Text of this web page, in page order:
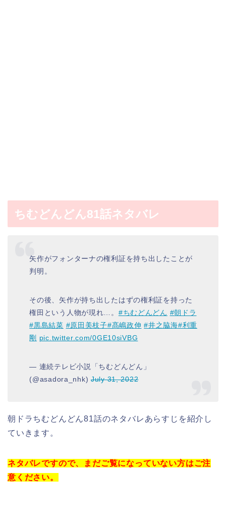
ちむどんどん81話ネタバレ
矢作がフォンターナの権利証を持ち出したことが
判明。
その後、矢作が持ち出したはずの権利証を持った
権田という人物が現れ…。 #ちむどんどん #朝ドラ
#黒島結菜 #原田美枝子#髙嶋政伸 #井之脇海#利重
剛
pic.twitter.com/0GE10siVBG
— 連続テレビ小説「ちむどんどん」
(@asadora_nhk) July 31, 2022
朝ドラちむどんどん81話のネタバレあらすじを紹介し
ていきます。
ネタバレですので、まだご覧になっていない方はご注
意ください。